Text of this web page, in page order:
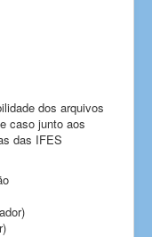
dos arquivos
caso junto aos
das IFES